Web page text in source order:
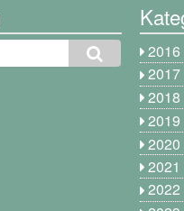
2016
2017
2018
2019
2020
2021
2022